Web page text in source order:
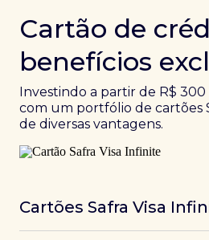
Cartão de
benefícios
Investindo a partir de R$ 300
com um portfólio de cartões
de diversas vantagens.
Cartões Safra Visa